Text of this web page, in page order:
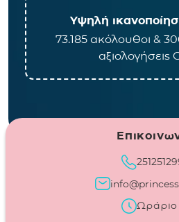
Υψηλή
73.185 ακόλουθοι &
αξιολογήσεις
Ωράριο